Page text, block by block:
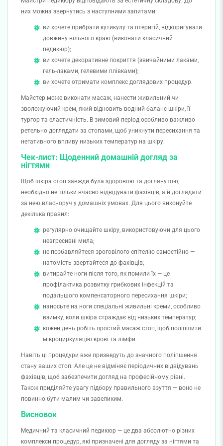
них можна звернутись з наступними запитами:
ви хочете прибрати кутикулу та птеригій, відкоригувати
довжину вільного краю (виконати класичний
педикюр);
ви хочете декоративне покриття (звичайними лаками,
гель-лаками, гелевими плівками);
ви хочете отримати комплекс доглядових процедур.
Майстер може виконати масаж, нанести живильний чи
зволожуючий крем, який відновить водний баланс шкіри, її
тургор та еластичність. В зимовий період особливо важливо
ретельно доглядати за стопами, щоб уникнути пересихання та
негативного впливу низьких температур на шкіру.
Чек-лист: Щоденний домашній догляд за
нігтями
Щоб шкіра стоп завжди була здоровою та доглянутою,
необхідно не тільки вчасно відвідувати фахівців, а й доглядати
за нею власноруч у домашніх умовах. Для цього виконуйте
декілька правил:
регулярно очищайте шкіру, використовуючи для цього
неагресивні мила;
не позбавляйтеся зроговілого епітелію самостійно —
натомість звертайтеся до фахівців;
витирайте ноги після того, як помили їх — це
профілактика розвитку грибкових інфекцій та
подальшого компенсаторного пересихання шкіри;
наносьте на ноги спеціальні живильні креми, особливо
взимку, коли шкіра страждає від низьких температур;
кожен день робіть простий масаж стоп, щоб поліпшити
мікроциркуляцію крові та лімфи.
Навіть ці процедури вже призведуть до значного поліпшення
стану ваших стоп. Але це не відміняє періодичних відвідувань
фахівців, щоб забезпечити догляд на професійному рівні.
Також приділяйте увагу підбору правильного взуття — воно не
повинно бути малим чи завеликим.
Висновок
Медичний та класичний педикюр — це два абсолютно різних
комплекси процедур, які призначені для догляду за нігтями та